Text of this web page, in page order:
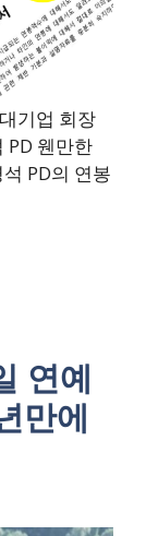
기업 회장
PD 웬만한
PD의 연봉
연예
만에